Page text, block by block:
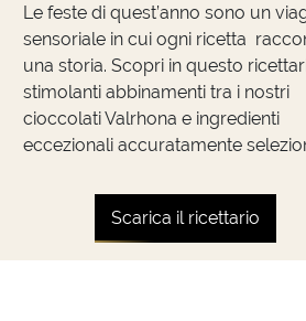
Le feste di quest’anno sono un
sensoriale in cui ogni ricetta
una storia. Scopri in questo
stimolanti abbinamenti tra i nostri
cioccolati Valrhona e ingredienti
eccezionali accuratamente
Scarica il ricettario